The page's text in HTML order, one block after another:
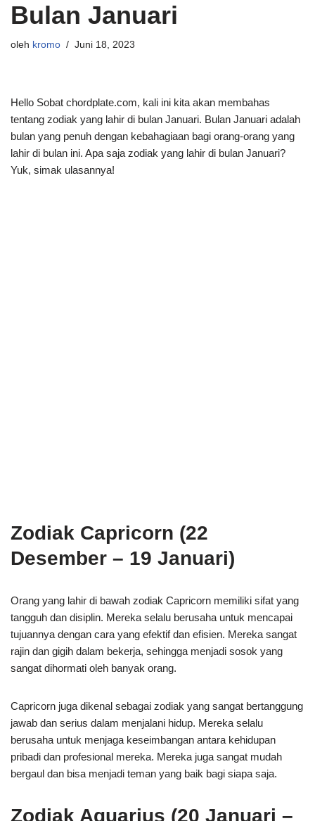
Bulan Januari
oleh kromo Juni 18, 2023
Hello Sobat chordplate.com, kali ini kita akan membahas
tentang zodiak yang lahir di bulan Januari. Bulan Januari adalah
bulan yang penuh dengan kebahagiaan bagi orang-orang yang
lahir di bulan ini. Apa saja zodiak yang lahir di bulan Januari?
Yuk, simak ulasannya!
Zodiak Capricorn (22
Desember – 19 Januari)
Orang yang lahir di bawah zodiak Capricorn memiliki sifat yang
tangguh dan disiplin. Mereka selalu berusaha untuk mencapai
tujuannya dengan cara yang efektif dan efisien. Mereka sangat
rajin dan gigih dalam bekerja, sehingga menjadi sosok yang
sangat dihormati oleh banyak orang.
Capricorn juga dikenal sebagai zodiak yang sangat bertanggung
jawab dan serius dalam menjalani hidup. Mereka selalu
berusaha untuk menjaga keseimbangan antara kehidupan
pribadi dan profesional mereka. Mereka juga sangat mudah
bergaul dan bisa menjadi teman yang baik bagi siapa saja.
Zodiak Aquarius (20 Januari –